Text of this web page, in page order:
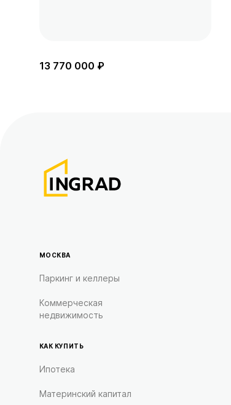
13 770 000 ₽
МОСКВА
Паркинг и келлеры
Коммерческая
недвижимость
КАК КУПИТЬ
Ипотека
Материнский капитал